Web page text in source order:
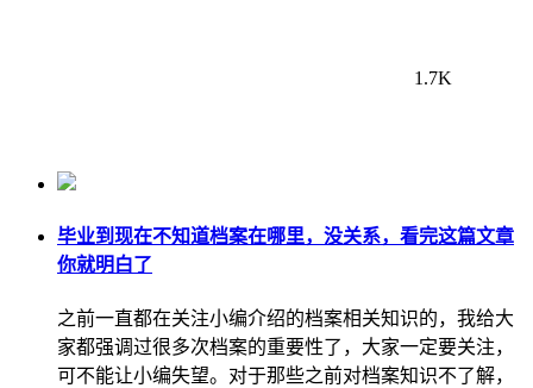
1.7K
毕业到现在不知道档案在哪里，没关系，看完这篇文章
你就明白了
之前一直都在关注小编介绍的档案相关知识的，我给大
家都强调过很多次档案的重要性了，大家一定要关注，
可不能让小编失望。对于那些之前对档案知识不了解，